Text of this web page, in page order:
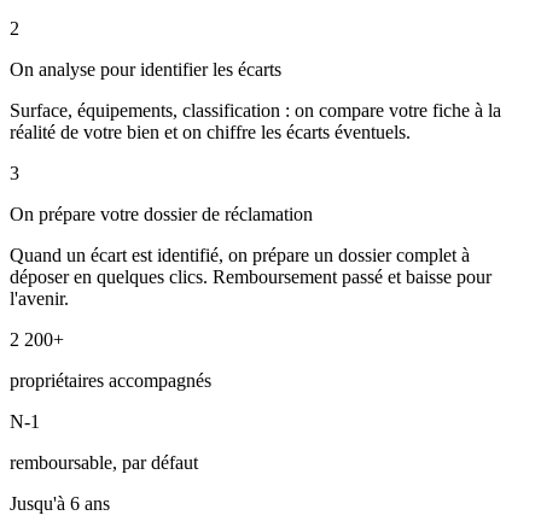
2
On analyse pour identifier les écarts
Surface, équipements, classification : on compare votre fiche à la
réalité de votre bien et on chiffre les écarts éventuels.
3
On prépare votre dossier de réclamation
Quand un écart est identifié, on prépare un dossier complet à
déposer en quelques clics. Remboursement passé et baisse pour
l'avenir.
2 200+
propriétaires accompagnés
N-1
remboursable, par défaut
Jusqu'à 6 ans